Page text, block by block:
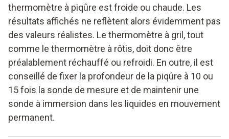
thermomètre à piqûre est froide ou chaude. Les
résultats affichés ne reflètent alors évidemment pas
des valeurs réalistes. Le thermomètre à gril, tout
comme le thermomètre à rôtis, doit donc être
préalablement réchauffé ou refroidi. En outre, il est
conseillé de fixer la profondeur de la piqûre à 10 ou
15 fois la sonde de mesure et de maintenir une
sonde à immersion dans les liquides en mouvement
permanent.